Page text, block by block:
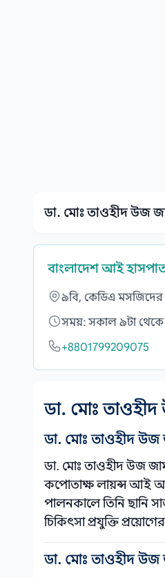
ডা. মোঃ তাওহীদ উজ
বাংলাদেশ আই
৯বি, কেডিএ মসজিদের
সময়: সকাল ৯টা থেকে
+8801799209075
ডা. মোঃ
ডা. মোঃ তাওহীদ উজ
ডা. মোঃ তাওহীদ উজ
কপোতাক্ষ লায়ন্স আই
পালনকালে তিনি ছানি
চিকিৎসা প্রযুক্তি
ডা. মোঃ তাওহীদ উজ